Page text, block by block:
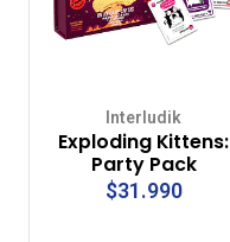
Interludik
Exploding Kittens:
Party Pack
$31.990